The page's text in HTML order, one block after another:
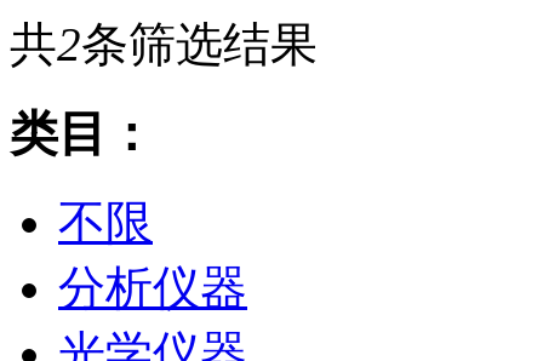
共2条筛选结果
类目：
不限
分析仪器